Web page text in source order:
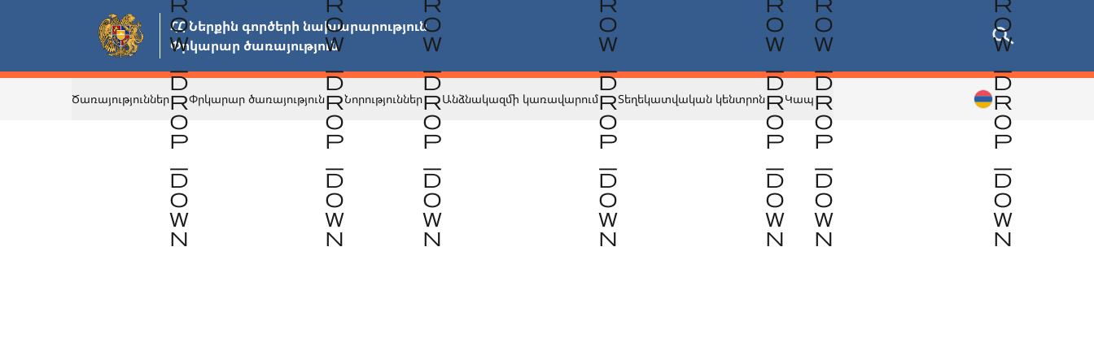
բովանդակությանը
ՀՀ Ներքին գործերի նախարարություն
Փրկարար ծառայություն
Ծառայություններ Փրկարար ծառայություն Նորություններ Անձնակազմի կառավարում Տեղեկատվական կենտրոն Կապ